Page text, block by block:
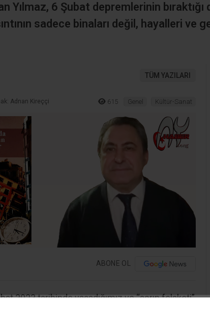
Yılmaz, 6 Şubat depremlerinin bıraktığı
sadece binaları değil, hayalleri ve
TÜM YAZILARI
Adnan Kireççi 615 Genel Kültür-Sanat
ABONE OL
2023 tarihinde yaşadığımız ve “asrın felaketi”